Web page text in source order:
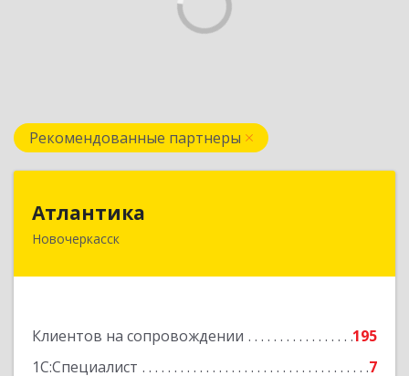
Рекомендованные партнеры
Атлантика
Новочеркасск
Клиентов на сопровождении
195
1С:Специалист
7
346428, Ростовская обл, Новочеркасск г,